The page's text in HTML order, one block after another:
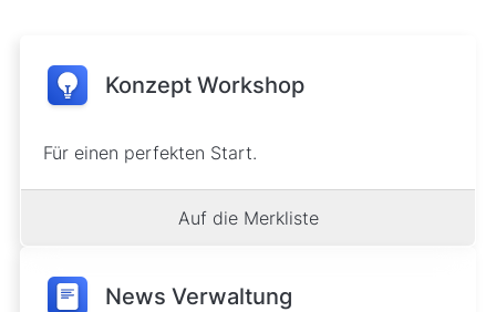
Konzept Workshop
Für einen perfekten Start.
Auf die Merkliste
News Verwaltung